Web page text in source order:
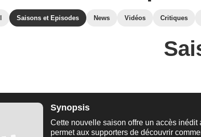
Saisons et Episodes News Vidéos Critiques
Synopsis
Cette nouvelle saison offre un accès
permet aux supporters de découvrir